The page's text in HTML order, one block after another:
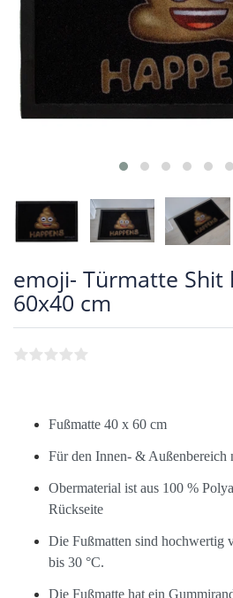
emoji- Türmatte Shit
60x40 cm
Fußmatte 40 x 60 cm
Für den Innen- & Außenbereich
Obermaterial ist aus 100 %
Rückseite
Die Fußmatten sind hochwertig
bis 30 °C.
Die Fußmatte hat ein